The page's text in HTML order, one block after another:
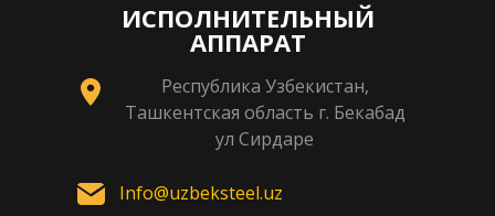
ИСПОЛНИТЕЛЬНЫЙ
АППАРАТ
Республика Узбекистан,
Ташкентская область г. Бекабад
ул Сирдаре
Info@uzbeksteel.uz